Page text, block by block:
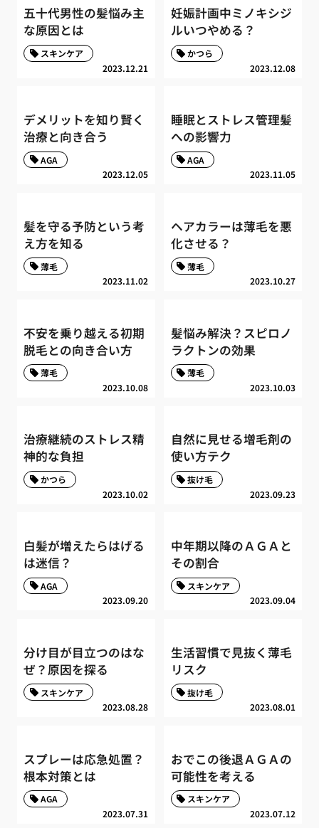
五十代男性の髪悩み主
な原因とは
2023.12.21
スキンケア
妊娠計画中ミノキシジ
ルいつやめる？
2023.12.08
かつら
デメリットを知り賢く
治療と向き合う
2023.12.05
AGA
睡眠とストレス管理髪
への影響力
2023.11.05
AGA
髪を守る予防という考
え方を知る
2023.11.02
薄毛
ヘアカラーは薄毛を悪
化させる？
2023.10.27
薄毛
不安を乗り越える初期
脱毛との向き合い方
2023.10.08
薄毛
髪悩み解決？スピロノ
ラクトンの効果
2023.10.03
薄毛
治療継続のストレス精
神的な負担
2023.10.02
かつら
自然に見せる増毛剤の
使い方テク
2023.09.23
抜け毛
白髪が増えたらはげる
は迷信？
2023.09.20
AGA
中年期以降のＡＧＡと
その割合
2023.09.04
スキンケア
分け目が目立つのはな
ぜ？原因を探る
2023.08.28
スキンケア
生活習慣で見抜く薄毛
リスク
2023.08.01
抜け毛
スプレーは応急処置？
根本対策とは
2023.07.31
AGA
おでこの後退ＡＧＡの
可能性を考える
2023.07.12
スキンケア